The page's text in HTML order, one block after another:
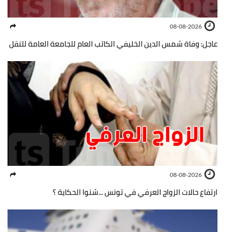
08-08-2026
عاجل: وفاة شمس الدين الخليفي الكاتب العام للجامعة العامة للنقل
08-08-2026
ارتفاع حالات الزواج العرفي في تونس ...شنوا الحكاية ؟